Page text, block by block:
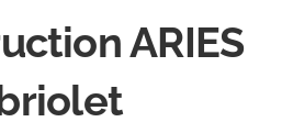
ARIES